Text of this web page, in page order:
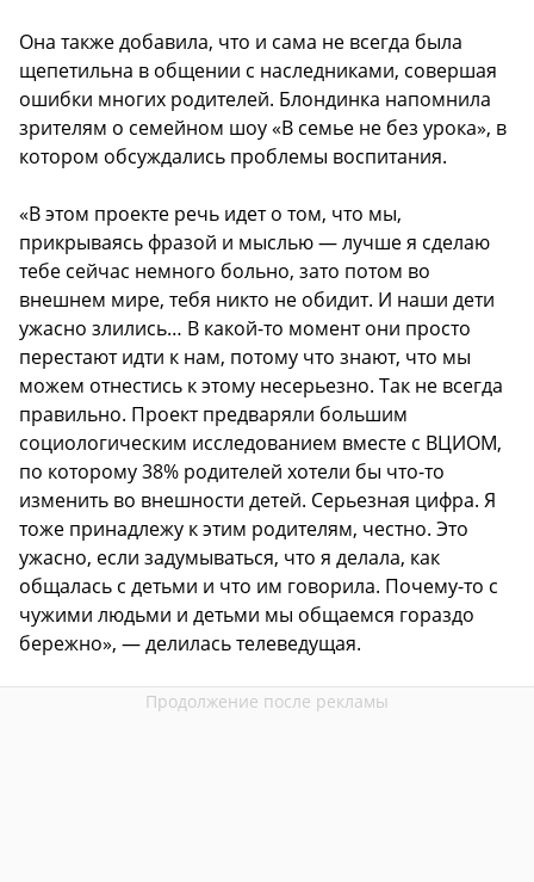
Она также добавила, что и сама не всегда была
щепетильна в общении с наследниками, совершая
ошибки многих родителей. Блондинка напомнила
зрителям о семейном шоу «В семье не без урока», в
котором обсуждались проблемы воспитания.
«В этом проекте речь идет о том, что мы,
прикрываясь фразой и мыслью — лучше я сделаю
тебе сейчас немного больно, зато потом во
внешнем мире, тебя никто не обидит. И наши дети
ужасно злились… В какой-то момент они просто
перестают идти к нам, потому что знают, что мы
можем отнестись к этому несерьезно. Так не всегда
правильно. Проект предваряли большим
социологическим исследованием вместе с ВЦИОМ,
по которому 38% родителей хотели бы что-то
изменить во внешности детей. Серьезная цифра. Я
тоже принадлежу к этим родителям, честно. Это
ужасно, если задумываться, что я делала, как
общалась с детьми и что им говорила. Почему-то с
чужими людьми и детьми мы общаемся гораздо
бережно», — делилась телеведущая.